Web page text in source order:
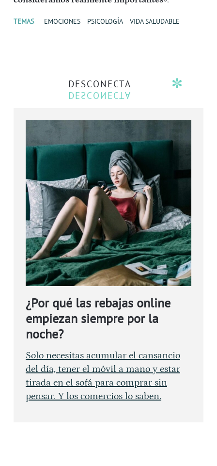
TEMAS EMOCIONES PSICOLOGÍA VIDA SALUDABLE
DESCONECTA
¿Por qué las rebajas online
empiezan siempre por la
noche?
Solo necesitas acumular el cansancio
del día, tener el móvil a mano y estar
tirada en el sofá para comprar sin
pensar. Y los comercios lo saben.